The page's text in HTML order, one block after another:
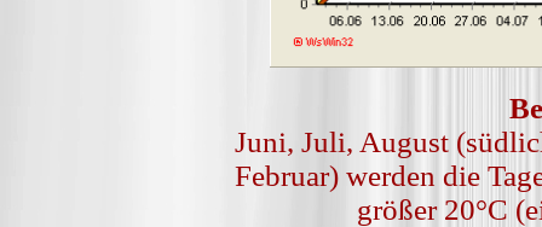
Juni, Juli, August
Februar) werden die
größer 20°C